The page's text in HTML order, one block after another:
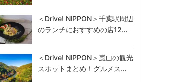
＜Drive! NIPPON＞千葉駅周辺
のランチにおすすめの店12…
＜Drive! NIPPON＞嵐山の観光
スポットまとめ！グルメス…